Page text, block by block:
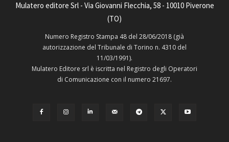
Mulatero editore Srl - Via Giovanni Flecchia, 58 - 10010 Piverone
(TO)
Numero Registro Stampa 48 del 28/06/2018 (già
autorizzazione del Tribunale di Torino n. 4310 del
11/03/1991).
Mulatero Editore srl è iscritta nel Registro degli Operatori
di Comunicazione con il numero 21697.